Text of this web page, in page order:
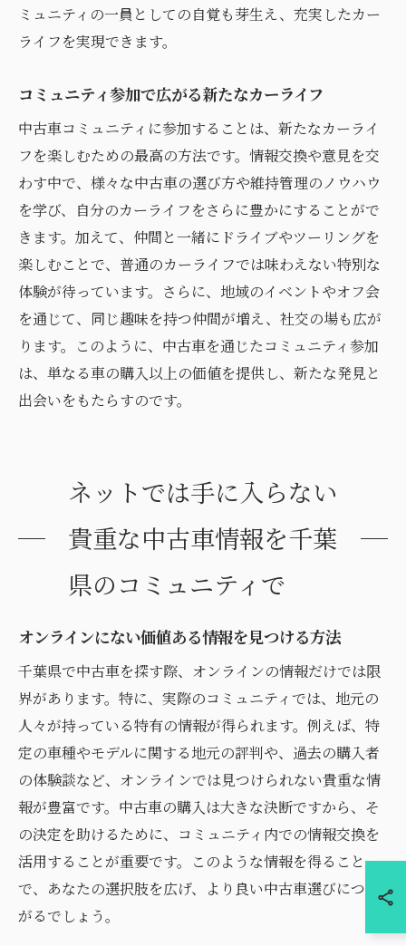
ミュニティの一員としての自覚も芽生え、充実したカー
ライフを実現できます。
コミュニティ参加で広がる新たなカーライフ
中古車コミュニティに参加することは、新たなカーライ
フを楽しむための最高の方法です。情報交換や意見を交
わす中で、様々な中古車の選び方や維持管理のノウハウ
を学び、自分のカーライフをさらに豊かにすることがで
きます。加えて、仲間と一緒にドライブやツーリングを
楽しむことで、普通のカーライフでは味わえない特別な
体験が待っています。さらに、地域のイベントやオフ会
を通じて、同じ趣味を持つ仲間が増え、社交の場も広が
ります。このように、中古車を通じたコミュニティ参加
は、単なる車の購入以上の価値を提供し、新たな発見と
出会いをもたらすのです。
ネットでは手に入らない
貴重な中古車情報を千葉
県のコミュニティで
オンラインにない価値ある情報を見つける方法
千葉県で中古車を探す際、オンラインの情報だけでは限
界があります。特に、実際のコミュニティでは、地元の
人々が持っている特有の情報が得られます。例えば、特
定の車種やモデルに関する地元の評判や、過去の購入者
の体験談など、オンラインでは見つけられない貴重な情
報が豊富です。中古車の購入は大きな決断ですから、そ
の決定を助けるために、コミュニティ内での情報交換を
活用することが重要です。このような情報を得ること
で、あなたの選択肢を広げ、より良い中古車選びにつな
がるでしょう。